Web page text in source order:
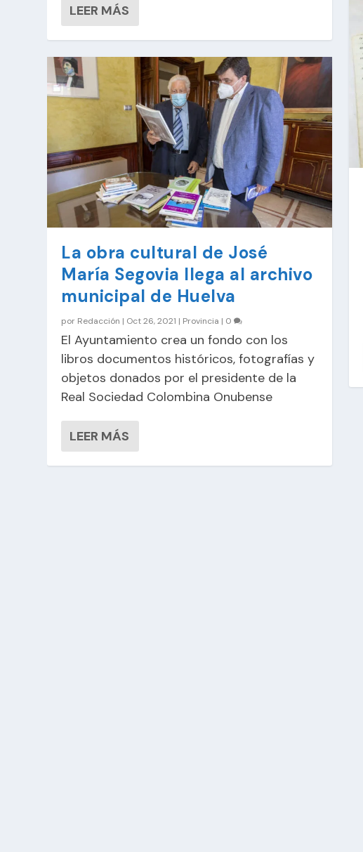
LEER MÁS
La obra cultural de José
María Segovia llega al archivo
municipal de Huelva
por Redacción | Oct 26, 2021 | Provincia | 0
El Ayuntamiento crea un fondo con los
libros documentos históricos, fotografías y
objetos donados por el presidente de la
Real Sociedad Colombina Onubense
LEER MÁS